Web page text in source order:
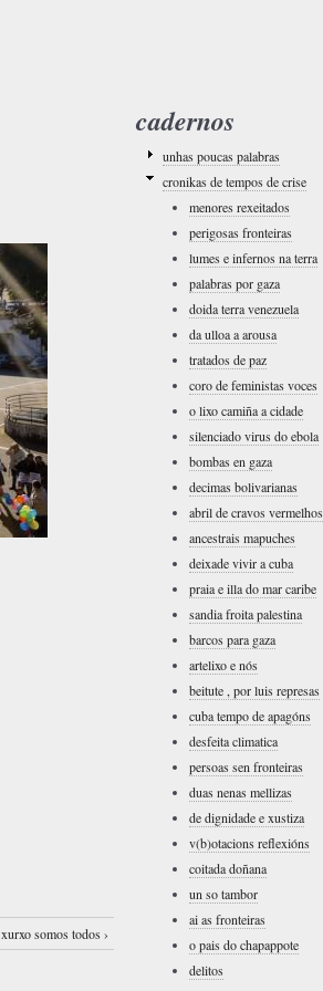
xurxo somos todos ›
cadernos
unhas poucas palabras
cronikas de tempos de crise
menores rexeitados
perigosas fronteiras
lumes e infernos na terra
palabras por gaza
doida terra venezuela
da ulloa a arousa
tratados de paz
coro de feministas voces
o lixo camiña a cidade
silenciado virus do ebola
bombas en gaza
decimas bolivarianas
abril de cravos vermelhos
ancestrais mapuches
deixade vivir a cuba
praia e illa do mar caribe
sandia froita palestina
barcos para gaza
artelixo e nós
beitute , por luis represas
cuba tempo de apagóns
desfeita climatica
persoas sen fronteiras
duas nenas mellizas
de dignidade e xustiza
v(b)otacions reflexións
coitada doñana
un so tambor
ai as fronteiras
o pais do chapappote
delitos